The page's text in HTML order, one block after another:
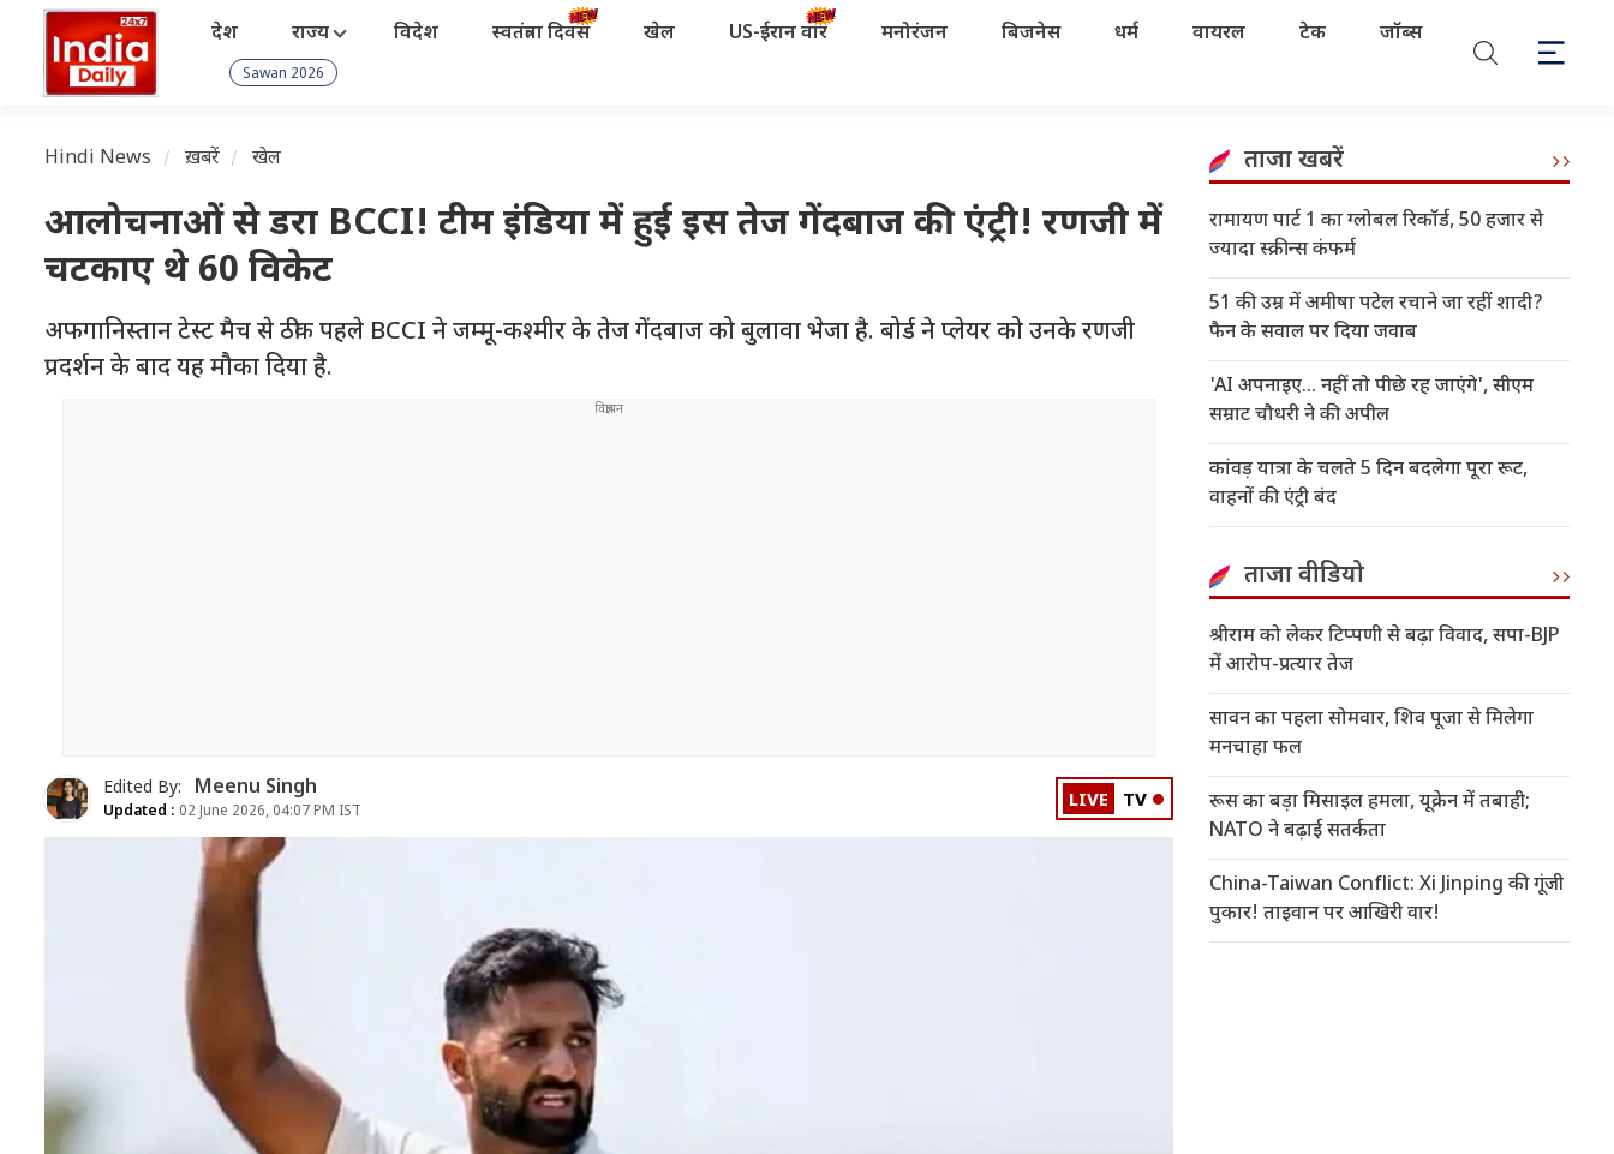
देश राज्य विदेश स्वतंत्रता दिवस खेल US-ईरान वॉर मनोरंजन बिजनेस धर्म वायरल टेक जॉब्स
Sawan 2026
Hindi News ख़बरें खेल
आलोचनाओं से डरा BCCI! टीम इंडिया में हुई इस तेज गेंदबाज की एंट्री! रणजी में
चटकाए थे 60 विकेट
अफगानिस्तान टेस्ट मैच से ठीक पहले BCCI ने जम्मू-कश्मीर के तेज गेंदबाज को बुलावा भेजा है. बोर्ड ने प्लेयर को उनके रणजी
प्रदर्शन के बाद यह मौका दिया है.
Edited By: Meenu Singh
Updated : 02 June 2026, 04:07 PM IST LIVE TV
ताजा खबरें
रामायण पार्ट 1 का ग्लोबल रिकॉर्ड, 50 हजार से
ज्यादा स्क्रीन्स कंफर्म
51 की उम्र में अमीषा पटेल रचाने जा रहीं शादी?
फैन के सवाल पर दिया जवाब
'AI अपनाइए... नहीं तो पीछे रह जाएंगे', सीएम
सम्राट चौधरी ने की अपील
कांवड़ यात्रा के चलते 5 दिन बदलेगा पूरा रूट,
वाहनों की एंट्री बंद
ताजा वीडियो
श्रीराम को लेकर टिप्पणी से बढ़ा विवाद, सपा-BJP
में आरोप-प्रत्यार तेज
सावन का पहला सोमवार, शिव पूजा से मिलेगा
मनचाहा फल
रूस का बड़ा मिसाइल हमला, यूक्रेन में तबाही;
NATO ने बढ़ाई सतर्कता
China-Taiwan Conflict: Xi Jinping की गूंजी
पुकार! ताइवान पर आखिरी वार!